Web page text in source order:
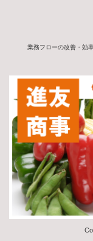
業務フローの改善・効